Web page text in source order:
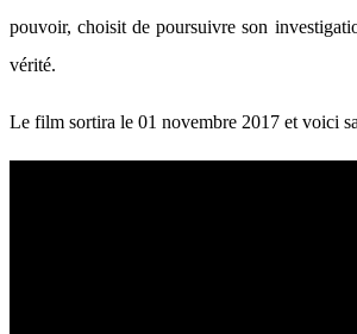
pouvoir, choisit de poursuivre son
vérité.
Le film sortira le 01 novembre 2017 et voici